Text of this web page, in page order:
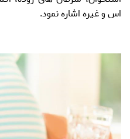
اس و غیره اشاره نمود.